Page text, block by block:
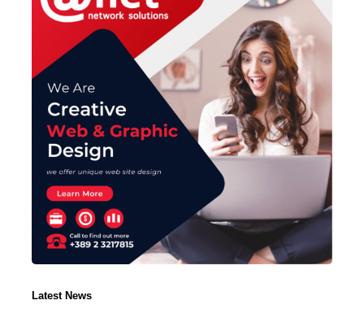
Latest News